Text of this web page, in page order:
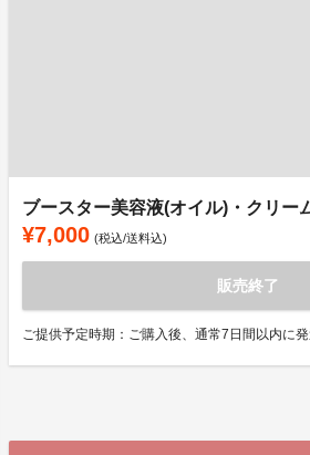
ブースター美容液(オイル)・クリー
¥7,000 (税込/送料込)
販売終了
ご提供予定時期：ご購入後、通常7日間以内に